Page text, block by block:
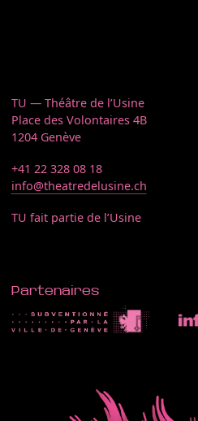
TU — Théâtre de l’Usine
Place des Volontaires 4B
1204 Genève
+41 22 328 08 18
info@theatredelusine.ch
TU fait partie de l’Usine
Partenaires